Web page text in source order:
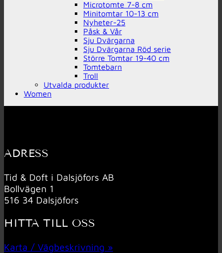
Microtomte 7-8 cm
Minitomtar 10-13 cm
Nyheter-25
Påsk & Vår
Sju Dvärgarna
Sju Dvärgarna Röd serie
Större Tomtar 19-40 cm
Tomtebarn
Troll
Utvalda produkter
Women
ADRESS
Tid & Doft i Dalsjöfors AB
Bollvägen 1
516 34 Dalsjöfors
HITTA TILL OSS
Karta / Vägbeskrivning »